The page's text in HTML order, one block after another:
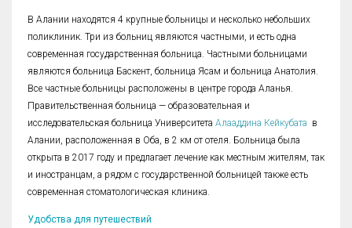
В Алании находятся 4 крупные больницы и несколько небольших
поликлиник. Три из больниц являются частными, и есть одна
современная государственная больница. Частными больницами
являются больница Баскент, больница Ясам и больница Анатолия.
Все частные больницы расположены в центре города Аланья.
Правительственная больница — образовательная и
исследовательская больница Университета Алааддина Кейкубата в
Алании, расположенная в Оба, в 2 км от отеля. Больница была
открыта в 2017 году и предлагает лечение как местным жителям, так
и иностранцам, а рядом с государственной больницей также есть
современная стоматологическая клиника.
Удобства для путешествий